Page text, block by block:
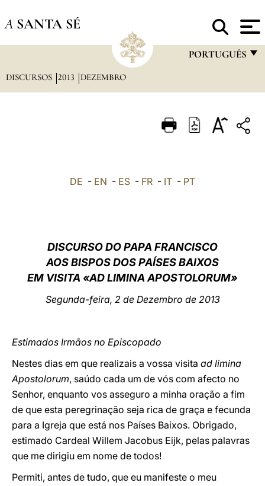
A SANTA SÉ
PORTUGUÊS
ITALIANO
中文
LATINE
DISCURSOS 2013 DEZEMBRO
DE - EN - ES - FR - IT - PT
DISCURSO DO PAPA FRANCISCO
AOS BISPOS DOS PAÍSES BAIXOS
EM VISITA «AD LIMINA APOSTOLORUM»
Segunda-feira, 2 de Dezembro de 2013
Estimados Irmãos no Episcopado
Nestes dias em que realizais a vossa visita ad limina
Apostolorum, saúdo cada um de vós com afecto no
Senhor, enquanto vos asseguro a minha oração a fim
de que esta peregrinação seja rica de graça e fecunda
para a Igreja que está nos Países Baixos. Obrigado,
estimado Cardeal Willem Jacobus Eijk, pelas palavras
que me dirigiu em nome de todos!
Permiti, antes de tudo, que eu manifeste o meu